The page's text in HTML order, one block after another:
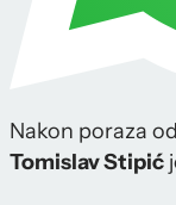
Nakon poraza
Tomislav Stipić